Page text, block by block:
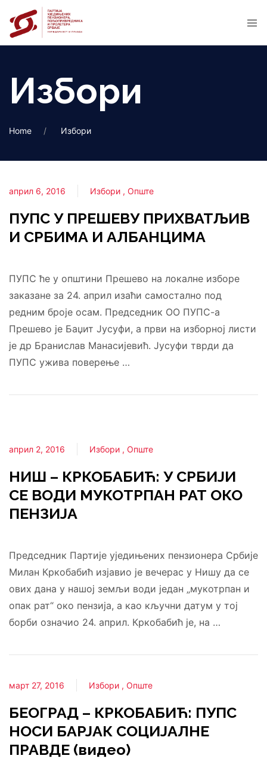
Избори
Home Избори
април 6, 2016 Избори Опште
ПУПС У ПРЕШЕВУ ПРИХВАТЉИВ
И СРБИМА И АЛБАНЦИМА
ПУПС ће у општини Прешево на локалне изборе
заказане за 24. април изаћи самостално под
редним броје осам. Председник ОО ПУПС-а
Прешево је Баџит Јусуфи, а први на изборној листи
је др Бранислав Манасијевић. Јусуфи тврди да
ПУПС ужива поверење …
април 2, 2016 Избори Опште
НИШ – КРКОБАБИЋ: У СРБИЈИ
СЕ ВОДИ МУКОТРПАН РАТ ОКО
ПЕНЗИЈА
Председник Партије уједињених пензионера Србије
Милан Кркобабић изјавио је вечерас у Нишу да се
ових дана у нашој земљи води један „мукотрпан и
опак рат“ око пензија, а као кључни датум у тој
борби означио 24. април. Кркобабић је, на …
март 27, 2016 Избори Опште
БЕОГРАД – КРКОБАБИЋ: ПУПС
НОСИ БАРЈАК СОЦИЈАЛНЕ
ПРАВДЕ (видео)